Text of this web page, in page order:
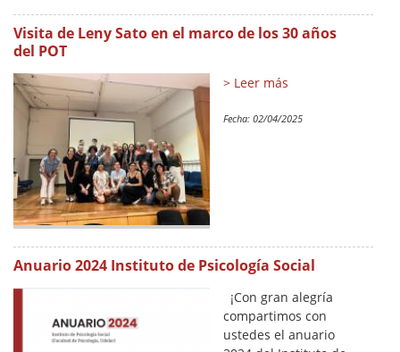
Visita de Leny Sato en el marco de los 30 años
del POT
> Leer más
Fecha: 02/04/2025
Anuario 2024 Instituto de Psicología Social
¡Con gran alegría
compartimos con
ustedes el anuario